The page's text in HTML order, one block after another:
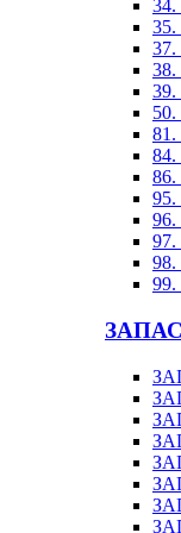
34.
35.
37.
38.
39.
50.
81.
84.
86.
95.
97.
98.
99.